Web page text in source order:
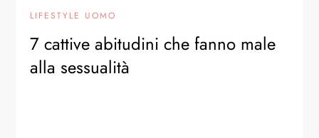
LIFESTYLE UOMO
7 cattive abitudini che fanno male
alla sessualità